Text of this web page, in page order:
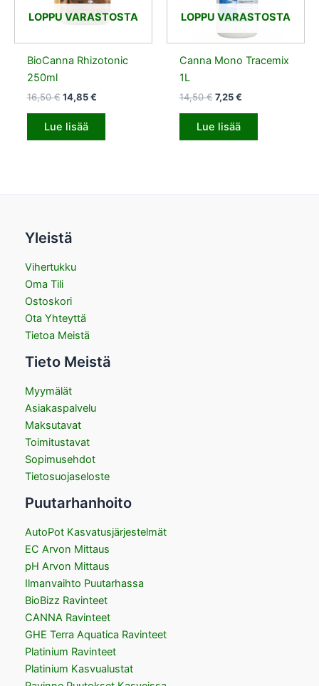
LOPPU VARASTOSTA
BioCanna Rhizotonic
250ml
16,50€ 14,85€
Lue lisää
LOPPU VARASTOSTA
Canna Mono Tracemix
1L
14,50€ 7,25€
Lue lisää
Yleistä
Vihertukku
Oma Tili
Ostoskori
Ota Yhteyttä
Tietoa Meistä
Tieto Meistä
Myymälät
Asiakaspalvelu
Maksutavat
Toimitustavat
Sopimusehdot
Tietosuojaseloste
Puutarhanhoito
AutoPot Kasvatusjärjestelmät
EC Arvon Mittaus
pH Arvon Mittaus
Ilmanvaihto Puutarhassa
BioBizz Ravinteet
CANNA Ravinteet
GHE Terra Aquatica Ravinteet
Platinium Ravinteet
Platinium Kasvualustat